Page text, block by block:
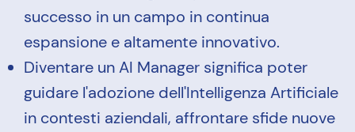
successo in un campo in continua
espansione e altamente innovativo.
Diventare un AI Manager significa poter
guidare l'adozione dell'Intelligenza Artificiale
in contesti aziendali, affrontare sfide nuove